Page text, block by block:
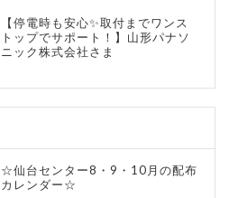
【停電時も安心✨取付までワンス
トップでサポート！】山形パナソ
ニック株式会社さま
☆仙台センター8・9・10月の配布
カレンダー☆